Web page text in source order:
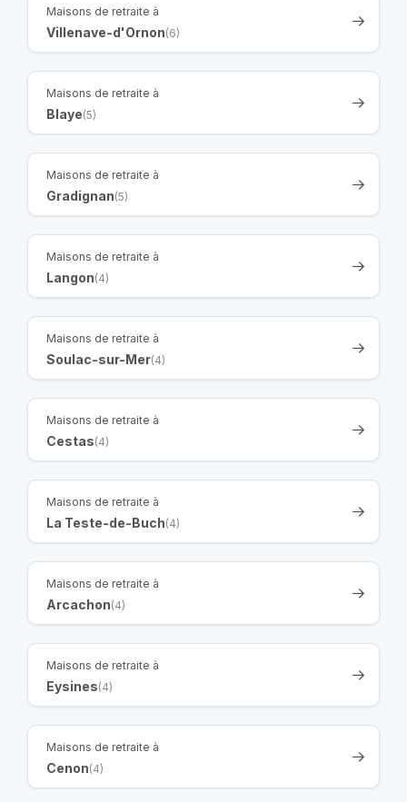
Maisons de retraite à
Villenave-d'Ornon(6)
Maisons de retraite à
Blaye(5)
Maisons de retraite à
Gradignan(5)
Maisons de retraite à
Langon(4)
Maisons de retraite à
Soulac-sur-Mer(4)
Maisons de retraite à
Cestas(4)
Maisons de retraite à
La Teste-de-Buch(4)
Maisons de retraite à
Arcachon(4)
Maisons de retraite à
Eysines(4)
Maisons de retraite à
Cenon(4)